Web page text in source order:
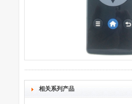
相关系列产品